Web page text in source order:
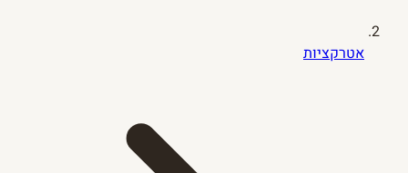
אטרקציות